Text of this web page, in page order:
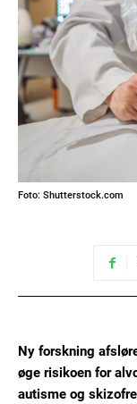
Foto: Shutterstock.com
Ny forskning
øge risikoen for
autisme og